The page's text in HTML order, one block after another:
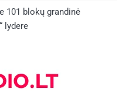
101 blokų grandinė
lydere